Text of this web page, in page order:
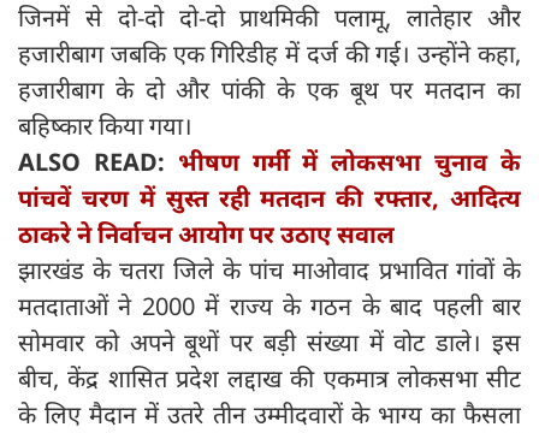
जिनमें से दो-दो दो-दो प्राथमिकी पलामू, लातेहार और
हजारीबाग जबकि एक गिरिडीह में दर्ज की गई। उन्होंने कहा,
हजारीबाग के दो और पांकी के एक बूथ पर मतदान का
बहिष्कार किया गया।
ALSO READ: भीषण गर्मी में लोकसभा चुनाव के
पांचवें चरण में सुस्त रही मतदान की रफ्तार, आदित्य
ठाकरे ने निर्वाचन आयोग पर उठाए सवाल
झारखंड के चतरा जिले के पांच माओवाद प्रभावित गांवों के
मतदाताओं ने 2000 में राज्य के गठन के बाद पहली बार
सोमवार को अपने बूथों पर बड़ी संख्या में वोट डाले। इस
बीच, केंद्र शासित प्रदेश लद्दाख की एकमात्र लोकसभा सीट
के लिए मैदान में उतरे तीन उम्मीदवारों के भाग्य का फैसला